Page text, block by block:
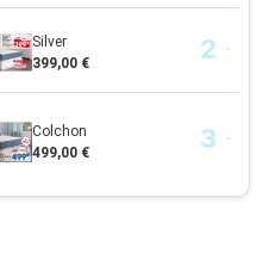
Silver
399,00 €
Colchon
499,00 €